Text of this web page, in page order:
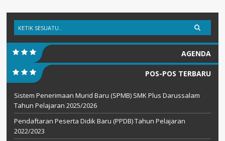
AGENDA
POS-POS TERBARU
Sistem Penerimaan Murid Baru (SPMB) SMK Plus Darussalam
Tahun Pelajaran 2025/2026
Pendaftaran Peserta Didik Baru (PPDB) Tahun Pelajaran
2022/2023